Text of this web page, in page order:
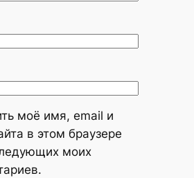
моё имя, email и
в этом браузере
моих